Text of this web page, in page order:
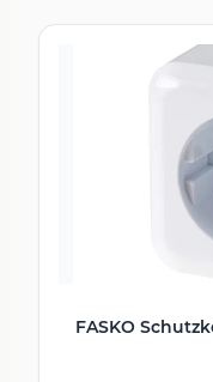
FASKO